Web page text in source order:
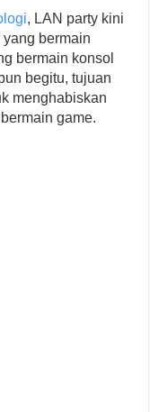
, LAN party kini
bermain
bermain konsol
begitu, tujuan
menghabiskan
game.